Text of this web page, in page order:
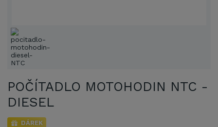
POČÍTADLO MOTOHODIN NTC -
DIESEL
DÁREK